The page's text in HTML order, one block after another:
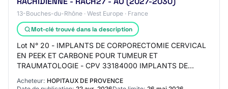
13-Bouches-du-Rhône · West Europe · France
Mot-clé trouvé dans la description
Lot N° 20 - IMPLANTS DE CORPORECTOMIE CERVICAL
EN PEEK ET CARBONE POUR TUMEUR ET
TRAUMATOLOGIE - CPV 33184000 IMPLANTS DE
POUR TUMEUR ET TRAUMATOLOGIE Coût e…
Acheteur: HOPITAUX DE PROVENCE